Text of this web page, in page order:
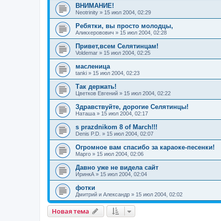
ВНИМАНИЕ!
Neotrinity » 15 июл 2004, 02:29
Ребятки, вы просто молодцы,
Аликхеровович » 15 июл 2004, 02:28
Привет,всем Селятинцам!
Voldemar » 15 июл 2004, 02:25
масленица
tanki » 15 июл 2004, 02:23
Так держать!
Цветков Евгений » 15 июл 2004, 02:22
Здравствуйте, дорогие Селятинцы!
Наташа » 15 июл 2004, 02:17
s prazdnikom 8 of March!!!
Denis P.D. » 15 июл 2004, 02:07
Огромное вам спасибо за караоке-песенки!
Марго » 15 июл 2004, 02:06
Давно уже не видела сайт
ИринкА » 15 июл 2004, 02:04
фотки
Дмитрий и Александр » 15 июл 2004, 02:02
Новая тема